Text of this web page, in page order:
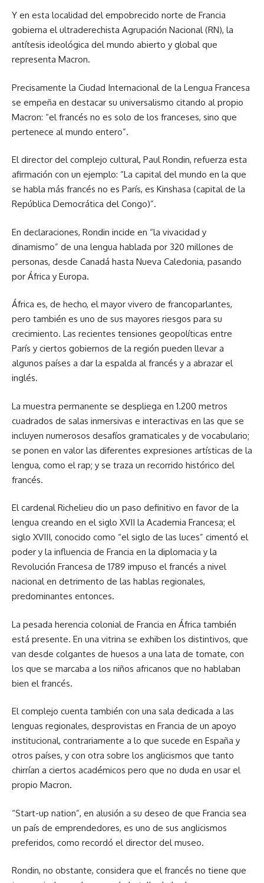
Y en esta localidad del empobrecido norte de Francia
gobierna el ultraderechista Agrupación Nacional (RN), la
antítesis ideológica del mundo abierto y global que
representa Macron.
Precisamente la Ciudad Internacional de la Lengua Francesa
se empeña en destacar su universalismo citando al propio
Macron: “el francés no es solo de los franceses, sino que
pertenece al mundo entero”.
El director del complejo cultural, Paul Rondin, refuerza esta
afirmación con un ejemplo: “La capital del mundo en la que
se habla más francés no es París, es Kinshasa (capital de la
República Democrática del Congo)”.
En declaraciones, Rondin incide en “la vivacidad y
dinamismo” de una lengua hablada por 320 millones de
personas, desde Canadá hasta Nueva Caledonia, pasando
por África y Europa.
África es, de hecho, el mayor vivero de francoparlantes,
pero también es uno de sus mayores riesgos para su
crecimiento. Las recientes tensiones geopolíticas entre
París y ciertos gobiernos de la región pueden llevar a
algunos países a dar la espalda al francés y a abrazar el
inglés.
La muestra permanente se despliega en 1.200 metros
cuadrados de salas inmersivas e interactivas en las que se
incluyen numerosos desafíos gramaticales y de vocabulario;
se ponen en valor las diferentes expresiones artísticas de la
lengua, como el rap; y se traza un recorrido histórico del
francés.
El cardenal Richelieu dio un paso definitivo en favor de la
lengua creando en el siglo XVII la Academia Francesa; el
siglo XVIII, conocido como “el siglo de las luces” cimentó el
poder y la influencia de Francia en la diplomacia y la
Revolución Francesa de 1789 impuso el francés a nivel
nacional en detrimento de las hablas regionales,
predominantes entonces.
La pesada herencia colonial de Francia en África también
está presente. En una vitrina se exhiben los distintivos, que
van desde colgantes de huesos a una lata de tomate, con
los que se marcaba a los niños africanos que no hablaban
bien el francés.
El complejo cuenta también con una sala dedicada a las
lenguas regionales, desprovistas en Francia de un apoyo
institucional, contrariamente a lo que sucede en España y
otros países, y con otra sobre los anglicismos que tanto
chirrían a ciertos académicos pero que no duda en usar el
propio Macron.
“Start-up nation”, en alusión a su deseo de que Francia sea
un país de emprendedores, es uno de sus anglicismos
preferidos, como recordó el director del museo.
Rondin, no obstante, considera que el francés no tiene que